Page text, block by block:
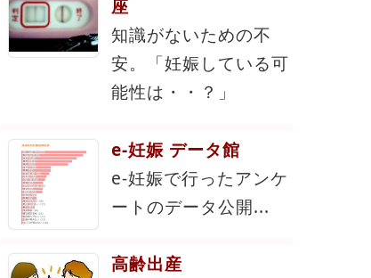
座
知識がないための不
安。「妊娠している可
能性は・・？」
e-妊娠 データ館
e-妊娠で行ったアンケ
ートのデータ公開...
高齢出産